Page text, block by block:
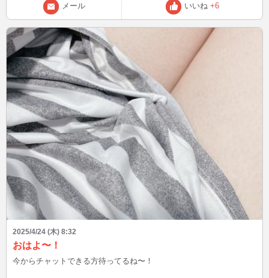
メール いいね +6
2025/4/24 (木) 8:32
おはよ〜！
今からチャットできる方待ってるね〜！